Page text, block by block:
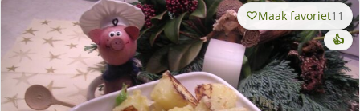
Maak favoriet11
👍